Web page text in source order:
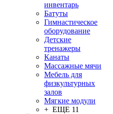
инвентарь
Батуты
Гимнастическое
оборудование
Детские
тренажеры
Канаты
Массажные мячи
Мебель для
физкультурных
залов
Мягкие модули
+ ЕЩЕ 11